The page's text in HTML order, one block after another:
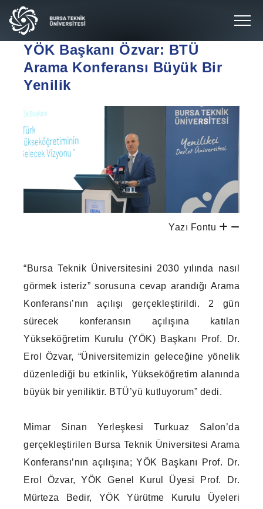
YÖK Başkanı Özvar: BTÜ
Arama Konferansı Büyük Bir
Yenilik
Yazı Fontu
“Bursa Teknik Üniversitesini 2030 yılında nasıl
görmek isteriz” sorusuna cevap arandığı Arama
Konferansı’nın açılışı gerçekleştirildi. 2 gün
sürecek konferansın açılışına katılan
Yükseköğretim Kurulu (YÖK) Başkanı Prof. Dr.
Erol Özvar, “Üniversitemizin geleceğine yönelik
düzenlediği bu etkinlik, Yükseköğretim alanında
büyük bir yeniliktir. BTÜ’yü kutluyorum” dedi.
Mimar Sinan Yerleşkesi Turkuaz Salon’da
gerçekleştirilen Bursa Teknik Üniversitesi Arama
Konferansı’nın açılışına; YÖK Başkanı Prof. Dr.
Erol Özvar, YÖK Genel Kurul Üyesi Prof. Dr.
Mürteza Bedir, YÖK Yürütme Kurulu Üyeleri